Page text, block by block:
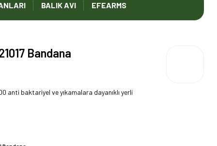
BALIK AVI EFEARMS
Bandana
anti baktariyel ve yıkamalara dayanıklı yerli